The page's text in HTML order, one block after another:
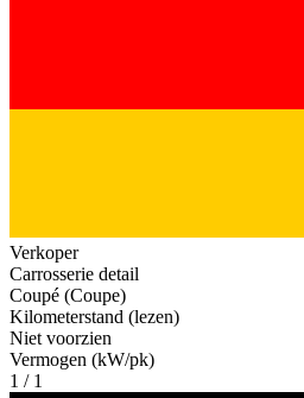
Verkoper
Carrosserie detail
Coupé (Coupe)
Kilometerstand (lezen)
Niet voorzien
Vermogen (kW/pk)
1 / 1